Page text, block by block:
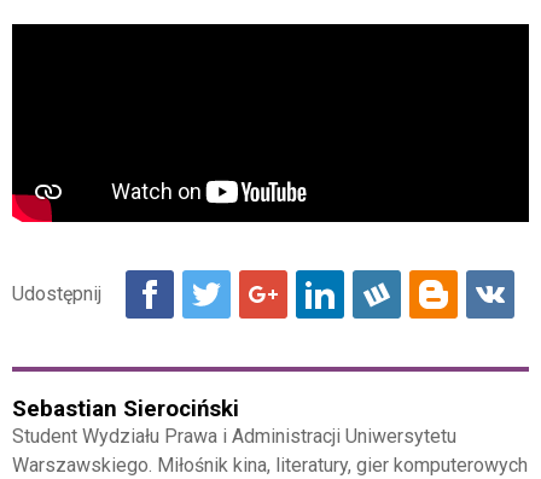
Sebastian Sierociński
Student Wydziału Prawa i Administracji Uniwersytetu
Warszawskiego. Miłośnik kina, literatury, gier komputerowych